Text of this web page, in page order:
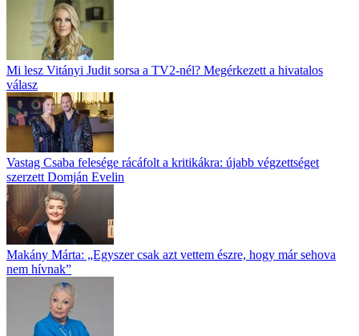
Mi lesz Vitányi Judit sorsa a TV2-nél? Megérkezett a hivatalos
válasz
Vastag Csaba felesége rácáfolt a kritikákra: újabb végzettséget
szerzett Domján Evelin
Makány Márta: „Egyszer csak azt vettem észre, hogy már sehova
nem hívnak”